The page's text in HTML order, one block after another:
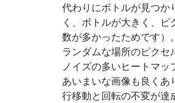
代わりにボトルが見つか
く、ボトルが大きく、
数が多かったためです）
ランダムな場所のピクセ
ノイズの多いヒートマッ
あいまいな画像も良くあ
行移動と回転の不変が達